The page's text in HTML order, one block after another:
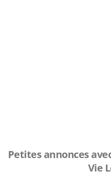
Petites annonces
Vie